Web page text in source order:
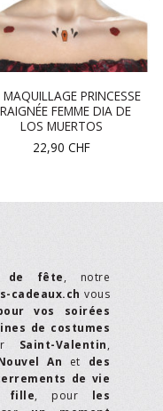
PRINCESSE
FEMME DIA DE
LOS MUERTOS
22,90 CHF
de fête, notre
cadeaux.ch vous
vos soirées
de costumes
Saint-Valentin,
An et des
de vie
fille, pour les